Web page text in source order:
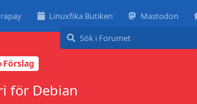
Linuxfika Butiken Mastodon
Förslag
för Debian